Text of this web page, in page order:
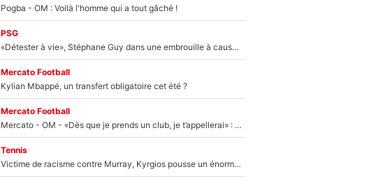
Pogba - OM : Voilà l'homme qui a tout gâché !
PSG
«Détester à vie», Stéphane Guy dans une embrouille à cause du PSG !
Mercato Football
Kylian Mbappé, un transfert obligatoire cet été ?
Mercato Football
Mercato - OM - «Dès que je prends un club, je t’appellerai» : La promesse de Marcelino au moment de claquer la porte
Tennis
Victime de racisme contre Murray, Kyrgios pousse un énorme coup de gueule !